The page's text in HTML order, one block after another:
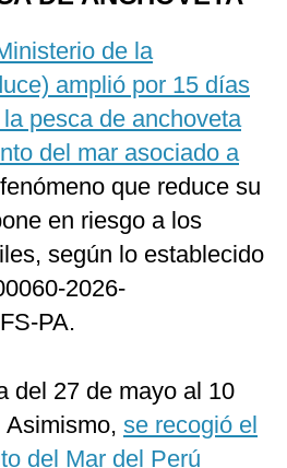
de la
amplió por 15 días
pesca de anchoveta
del mar asociado a
que reduce su
en riesgo a los
según lo establecido
2026-
PA.
del 27 de mayo al 10
Asimismo, se recogió el
del Mar del Perú